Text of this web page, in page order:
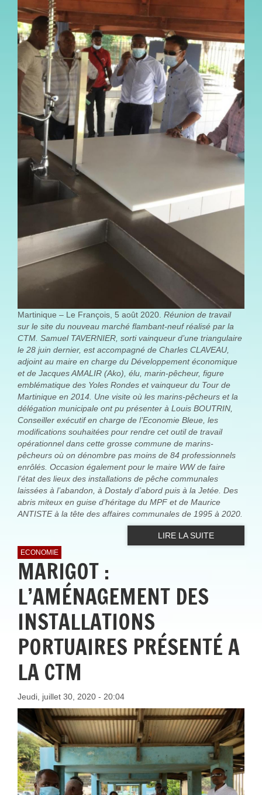
Martinique – Le François, 5 août 2020. Réunion de travail
sur le site du nouveau marché flambant-neuf réalisé par la
CTM. Samuel TAVERNIER, sorti vainqueur d’une triangulaire
le 28 juin dernier, est accompagné de Charles CLAVEAU,
adjoint au maire en charge du Développement économique
et de Jacques AMALIR (Ako), élu, marin-pêcheur, figure
emblématique des Yoles Rondes et vainqueur du Tour de
Martinique en 2014. Une visite où les marins-pêcheurs et la
délégation municipale ont pu présenter à Louis BOUTRIN,
Conseiller exécutif en charge de l’Economie Bleue, les
modifications souhaitées pour rendre cet outil de travail
opérationnel dans cette grosse commune de marins-
pêcheurs où on dénombre pas moins de 84 professionnels
enrôlés. Occasion également pour le maire WW de faire
l’état des lieux des installations de pêche communales
laissées à l’abandon, à Dostaly d’abord puis à la Jetée. Des
abris miteux en guise d’héritage du MPF et de Maurice
ANTISTE à la tête des affaires communales de 1995 à 2020.
LIRE LA SUITE
ECONOMIE
MARIGOT :
L’AMÉNAGEMENT DES
INSTALLATIONS
PORTUAIRES PRÉSENTÉ A
LA CTM
Jeudi, juillet 30, 2020 - 20:04